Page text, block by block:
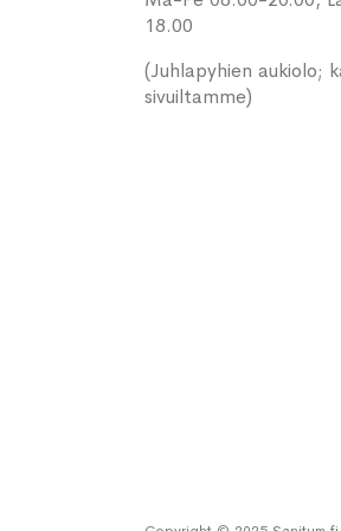
18.00
(Juhlapyhien aukiolo;
sivuiltamme)